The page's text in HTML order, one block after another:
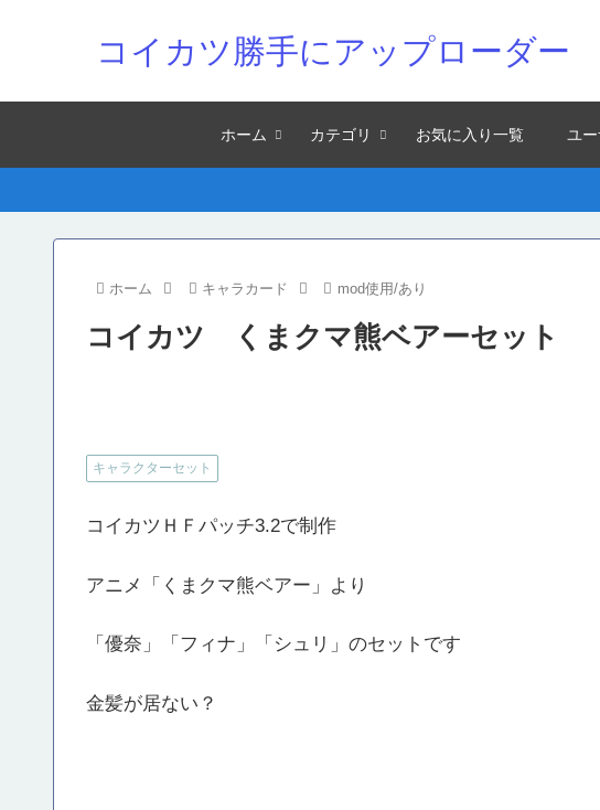
コイカツ勝手にアップローダー
ホーム カテゴリ お気に入り一覧 ユ
ホーム キャラカード mod使用/あり
コイカツ くまクマ熊ベアーセット
キャラクターセット
コイカツＨＦパッチ3.2で制作
アニメ「くまクマ熊ベアー」より
「優奈」「フィナ」「シュリ」のセットです
金髪が居ない？